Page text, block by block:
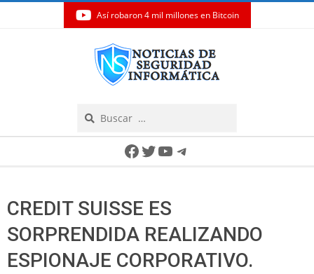
Así robaron 4 mil millones en Bitcoin
Facebook
Twitter
YouTube
Telegram
CREDIT SUISSE ES
SORPRENDIDA REALIZANDO
ESPIONAJE CORPORATIVO.